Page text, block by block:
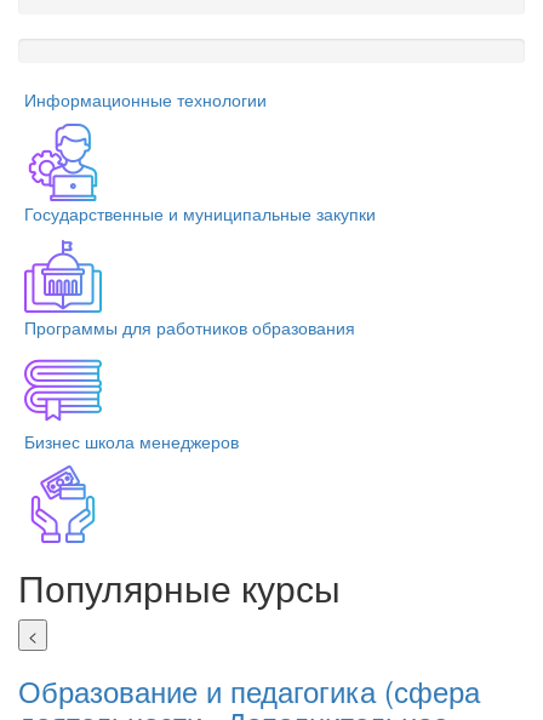
Информационные технологии
Государственные и муниципальные закупки
Программы для работников образования
Бизнес школа менеджеров
Популярные курсы
<
Образование и педагогика (сфера